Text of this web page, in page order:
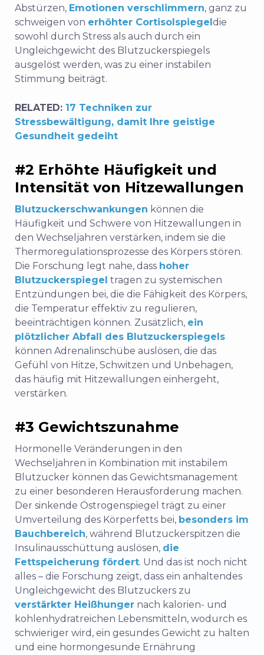
Abstürzen, Emotionen verschlimmern, ganz zu
schweigen von erhöhter Cortisolspiegel die
sowohl durch Stress als auch durch ein
Ungleichgewicht des Blutzuckerspiegels
ausgelöst werden, was zu einer instabilen
Stimmung beiträgt.
RELATED: 17 Techniken zur
Stressbewältigung, damit Ihre geistige
Gesundheit gedeiht
#2 Erhöhte Häufigkeit und
Intensität von Hitzewallungen
Blutzuckerschwankungen können die
Häufigkeit und Schwere von Hitzewallungen in
den Wechseljahren verstärken, indem sie die
Thermoregulationsprozesse des Körpers stören.
Die Forschung legt nahe, dass hoher
Blutzuckerspiegel tragen zu systemischen
Entzündungen bei, die die Fähigkeit des Körpers,
die Temperatur effektiv zu regulieren,
beeinträchtigen können. Zusätzlich, ein
plötzlicher Abfall des Blutzuckerspiegels
können Adrenalinschübe auslösen, die das
Gefühl von Hitze, Schwitzen und Unbehagen,
das häufig mit Hitzewallungen einhergeht,
verstärken.
#3 Gewichtszunahme
Hormonelle Veränderungen in den
Wechseljahren in Kombination mit instabilem
Blutzucker können das Gewichtsmanagement
zu einer besonderen Herausforderung machen.
Der sinkende Östrogenspiegel trägt zu einer
Umverteilung des Körperfetts bei, besonders im
Bauchbereich, während Blutzuckerspitzen die
Insulinausschüttung auslösen, die
Fettspeicherung fördert. Und das ist noch nicht
alles – die Forschung zeigt, dass ein anhaltendes
Ungleichgewicht des Blutzuckers zu
verstärkter Heißhunger nach kalorien- und
kohlenhydratreichen Lebensmitteln, wodurch es
schwieriger wird, ein gesundes Gewicht zu halten
und eine hormongesunde Ernährung